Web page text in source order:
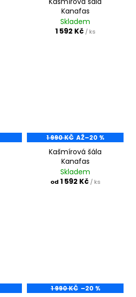
Kanafas
Skladem
1 592 Kč / ks
1 990 KČ AŽ–20 %
Kašmírová šála
Kanafas
Skladem
od 1 592 Kč / ks
1 990 KČ –20 %